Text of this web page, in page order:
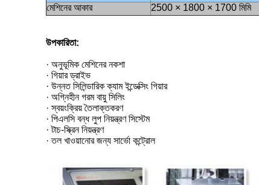
মেশিনের আকার
2500 × 1800 × 1700 মিমি
উপকারিতা:
· অনুভূমিক মেশিনের নকশা
· গিয়ার ড্রাইভ
· উন্নত সিলিন্ডারিক ক্যাম ইন্ডেক্সিং গিয়ার
· অগ্নিহীন গরম বায়ু সিলিং
· স্বয়ংক্রিয় তৈলাক্তকরণ
· পিএলসি বন্ধ লুপ নিয়ন্ত্রণ সিস্টেম
· টাচ-স্ক্রিন নিয়ন্ত্রণ
· তল খাওয়ানোর জন্য সার্ভো কন্ট্রোল